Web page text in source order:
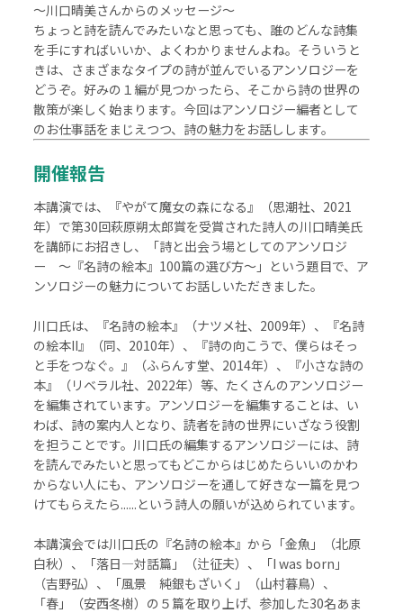
～川口晴美さんからのメッセージ～
ちょっと詩を読んでみたいなと思っても、誰のどんな詩集
を手にすればいいか、よくわかりませんよね。そういうと
きは、さまざまなタイプの詩が並んでいるアンソロジーを
どうぞ。好みの１編が見つかったら、そこから詩の世界の
散策が楽しく始まります。今回はアンソロジー編者として
のお仕事話をまじえつつ、詩の魅力をお話しします。
開催報告
本講演では、『やがて魔女の森になる』（思潮社、 2021
年）で第30回萩原朔太郎賞を受賞された詩人の川口晴美氏
を講師にお招きし、「詩と出会う場としてのアンソロジ
ー ～『名詩の絵本』 100篇の選び方～」という題目で、ア
ンソロジーの魅力についてお話しいただきました。
川口氏は、『名詩の絵本』（ナツメ社、 2009年）、『名詩
の絵本II』（同、 2010年）、『詩の向こうで、僕らはそっ
と手をつなぐ。』（ふらんす堂、 2014年）、『小さな詩の
本』（リベラル社、 2022年）等、たくさんのアンソロジー
を編集されています。アンソロジーを編集することは、い
わば、詩の案内人となり、読者を詩の世界にいざなう役割
を担うことです。川口氏の編集するアンソロジーには、詩
を読んでみたいと思ってもどこからはじめたらいいのかわ
からない人にも、アンソロジーを通して好きな一篇を見つ
けてもらえたら......という詩人の願いが込められています。
本講演会では川口氏の『名詩の絵本』から「金魚」（北原
白秋）、「落日―対話篇」（辻征夫）、「I was born 」
（吉野弘）、「風景 純銀もざいく」（山村暮鳥）、
「春」（安西冬樹）の５篇を取り上げ、参加した30名あま